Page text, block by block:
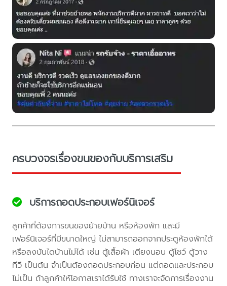
ครบวงจรเรื่องขนของกับบริการเสริม
บริการถอดประกอบเฟอร์นิเจอร์
ลูกค้าที่ต้องการขนของย้ายบ้าน หรือห้องพัก และมี
เฟอร์นิเจอร์ที่มีขนาดใหญ่ ไม่สามารถออกจากประตูห้องพักได้
หรือลงบันไดบ้านไม่ได้ เช่น ตู้เสื้อผ้า เตียงนอน ตู้โชว์ ตู้วาง
ทีวี เป็นต้น จำเป็นต้องถอดประกอบก่อน แต่ถอดและประกอบ
ไม่เป็น ถ้าลูกค้าให้โอกาสเราได้รับใช้ ทางเราจะจัดการเรื่องงาน